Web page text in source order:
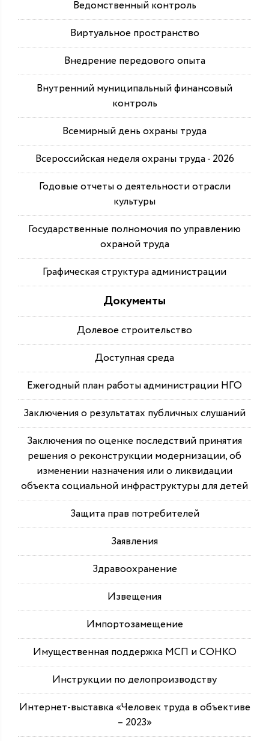
Ведомственный контроль
Виртуальное пространство
Внедрение передового опыта
Внутренний муниципальный финансовый
контроль
Всемирный день охраны труда
Всероссийская неделя охраны труда - 2026
Годовые отчеты о деятельности отрасли
культуры
Государственные полномочия по управлению
охраной труда
Графическая структура администрации
Документы
Долевое строительство
Доступная среда
Ежегодный план работы администрации НГО
Заключения о результатах публичных слушаний
Заключения по оценке последствий принятия
решения о реконструкции модернизации, об
изменении назначения или о ликвидации
объекта социальной инфраструктуры для детей
Защита прав потребителей
Заявления
Здравоохранение
Извещения
Импортозамещение
Имущественная поддержка МСП и СОНКО
Инструкции по делопроизводству
Интернет-выставка «Человек труда в объективе
– 2023»